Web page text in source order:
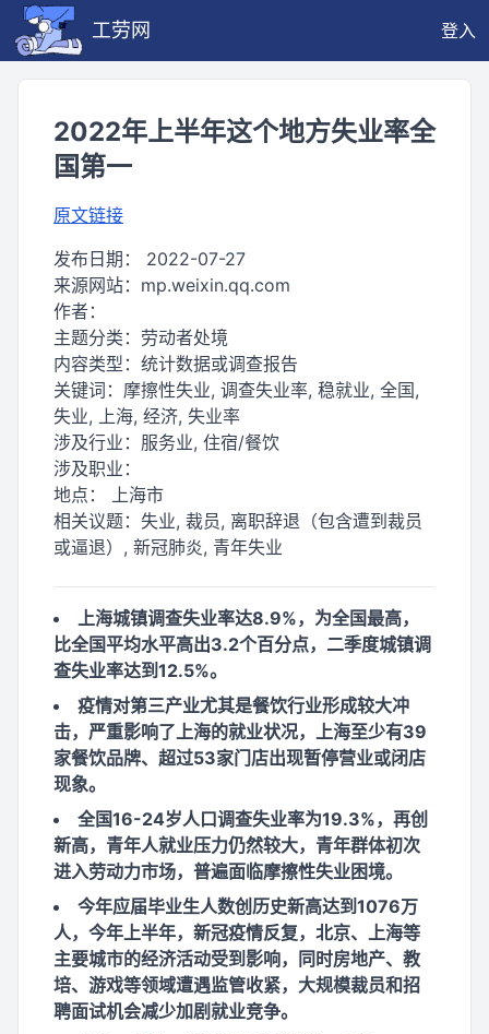
工劳网 登入
2022年上半年这个地方失业率全
国第一
原文链接
发布日期： 2022-07-27
来源网站： mp.weixin.qq.com
作者：
主题分类： 劳动者处境
内容类型： 统计数据或调查报告
关键词： 摩擦性失业, 调查失业率, 稳就业, 全国,
失业, 上海, 经济, 失业率
涉及行业： 服务业, 住宿/餐饮
涉及职业：
地点： 上海市
相关议题： 失业, 裁员, 离职辞退（包含遭到裁员
或逼退）, 新冠肺炎, 青年失业
上海城镇调查失业率达8.9%，为全国最高，
比全国平均水平高出3.2个百分点，二季度城镇调
查失业率达到12.5%。
疫情对第三产业尤其是餐饮行业形成较大冲
击，严重影响了上海的就业状况，上海至少有39
家餐饮品牌、超过53家门店出现暂停营业或闭店
现象。
全国16-24岁人口调查失业率为19.3%，再创
新高，青年人就业压力仍然较大，青年群体初次
进入劳动力市场，普遍面临摩擦性失业困境。
今年应届毕业生人数创历史新高达到1076万
人，今年上半年，新冠疫情反复，北京、上海等
主要城市的经济活动受到影响，同时房地产、教
培、游戏等领域遭遇监管收紧，大规模裁员和招
聘面试机会减少加剧就业竞争。